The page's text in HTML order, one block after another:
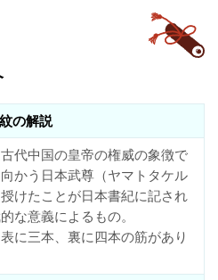
の解説
代中国の皇帝の権威の象徴で
かう日本武尊（ヤマトタケル
けたことが日本書紀に記され
な意義によるもの。
に三本、裏に四本の筋があり